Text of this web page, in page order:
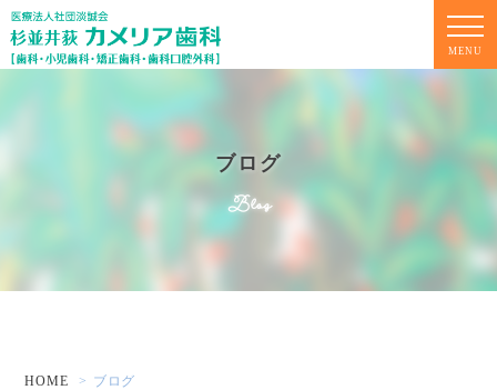
MENU
ブログ
Blog
HOME ブログ